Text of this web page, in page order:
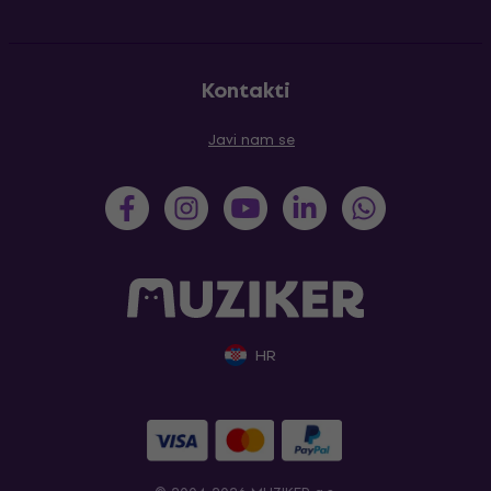
Kontakti
Javi nam se
HR